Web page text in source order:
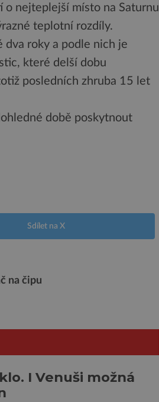
o nejteplejší místo na Saturnu
teplotní rozdíly.
dva roky a podle nich je
které delší dobu
posledních zhruba 15 let
době poskytnout
Sdílet na X
na čipu
I Venuši možná